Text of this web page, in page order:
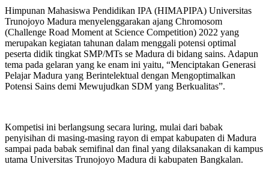
Himpunan Mahasiswa Pendidikan IPA (HIMAPIPA) Universitas
Trunojoyo Madura menyelenggarakan ajang Chromosom
(Challenge Road Moment at Science Competition) 2022 yang
merupakan kegiatan tahunan dalam menggali potensi optimal
peserta didik tingkat SMP/MTs se Madura di bidang sains. Adapun
tema pada gelaran yang ke enam ini yaitu, “Menciptakan Generasi
Pelajar Madura yang Berintelektual dengan Mengoptimalkan
Potensi Sains demi Mewujudkan SDM yang Berkualitas”.
Kompetisi ini berlangsung secara luring, mulai dari babak
penyisihan di masing-masing rayon di empat kabupaten di Madura
sampai pada babak semifinal dan final yang dilaksanakan di kampus
utama Universitas Trunojoyo Madura di kabupaten Bangkalan.